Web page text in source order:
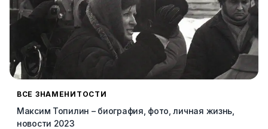
ВСЕ ЗНАМЕНИТОСТИ
Максим Топилин – биография, фото, личная жизнь,
новости 2023